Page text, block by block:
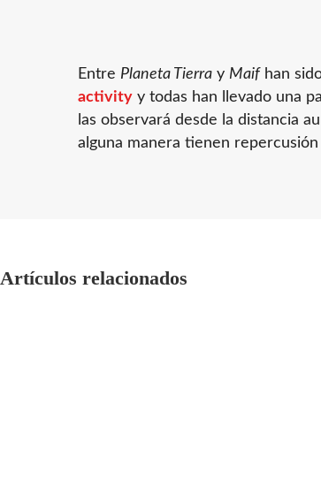
Entre Planeta Tierra y Maif han
activity y todas han llevado una
las observará desde la distancia
alguna manera tienen
Artículos relacionados